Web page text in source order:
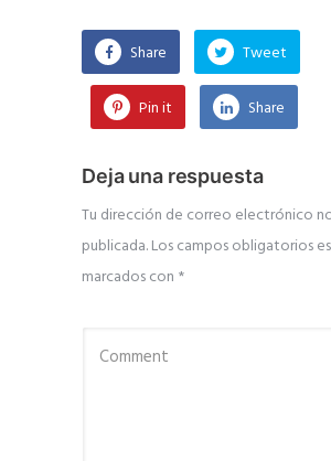
Share Tweet
Pin it Share
Deja una respuesta
Tu dirección de correo electrónico
publicada.Los campos obligatorios
marcados con *